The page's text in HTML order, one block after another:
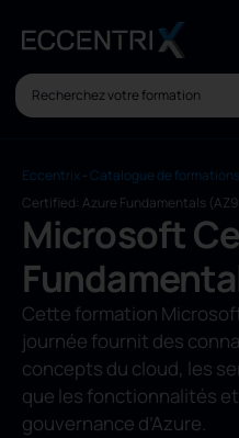
Eccentrix Catalogue de formations
Certified: Azure Fundamentals
Microsoft
Cette formation
journée fournit des
concepts du cloud, les
que les fonctionnalités
gouvernance d’Azure.